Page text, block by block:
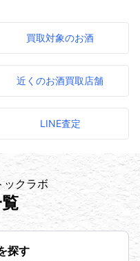
買取対象のお酒
近くのお酒買取店舗
LINE査定
ックラボ
探す